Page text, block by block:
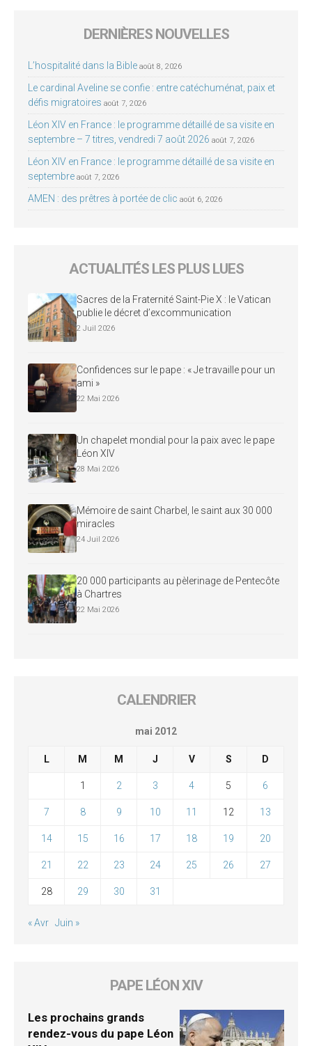
DERNIÈRES NOUVELLES
L’hospitalité dans la Bible août 8, 2026
Le cardinal Aveline se confie : entre catéchuménat, paix et
défis migratoires août 7, 2026
Léon XIV en France : le programme détaillé de sa visite en
septembre – 7 titres, vendredi 7 août 2026 août 7, 2026
Léon XIV en France : le programme détaillé de sa visite en
septembre août 7, 2026
AMEN : des prêtres à portée de clic août 6, 2026
ACTUALITÉS LES PLUS LUES
Sacres de la Fraternité Saint-Pie X : le Vatican
publie le décret d’excommunication
2 Juil 2026
Confidences sur le pape : « Je travaille pour un
ami »
22 Mai 2026
Un chapelet mondial pour la paix avec le pape
Léon XIV
28 Mai 2026
Mémoire de saint Charbel, le saint aux 30 000
miracles
24 Juil 2026
20 000 participants au pèlerinage de Pentecôte
à Chartres
22 Mai 2026
CALENDRIER
mai 2012
L M M J V S D
1 2 3 4 5 6
7 8 9 10 11 12 13
14 15 16 17 18 19 20
21 22 23 24 25 26 27
28 29 30 31
« Avr Juin »
PAPE LÉON XIV
Les prochains grands
rendez-vous du pape Léon